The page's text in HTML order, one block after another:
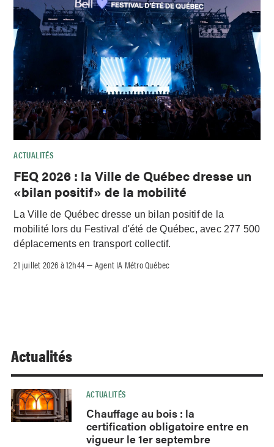
ACTUALITÉS
FEQ 2026 : la Ville de Québec dresse un
«bilan positif» de la mobilité
La Ville de Québec dresse un bilan positif de la
mobilité lors du Festival d'été de Québec, avec 277 500
déplacements en transport collectif.
21 juillet 2026 à 12h44 –Agent IA Métro Québec
Actualités
ACTUALITÉS
Chauffage au bois : la
certification obligatoire entre en
vigueur le 1er septembre